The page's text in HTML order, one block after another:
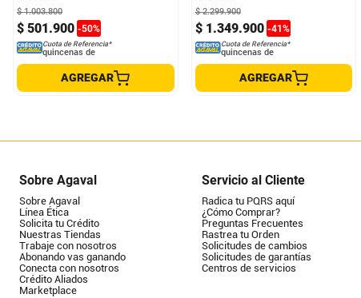
$ 501.900 -50%
$ 1.003.800
Cuota de Referencia*
quincenas de
AGREGAR
$ 1.349.900 -41%
$ 2.299.900
Cuota de Referencia*
quincenas de
AGREGAR
Sobre Agaval
Sobre Agaval
Línea Ética
Solicita tu Crédito
Nuestras Tiendas
Trabaje con nosotros
Abonando vas ganando
Conecta con nosotros
Crédito Aliados
Marketplace
Servicio al Cliente
Radica tu PQRS aquí
¿Cómo Comprar?
Preguntas Frecuentes
Rastrea tu Orden
Solicitudes de cambios
Solicitudes de garantías
Centros de servicios